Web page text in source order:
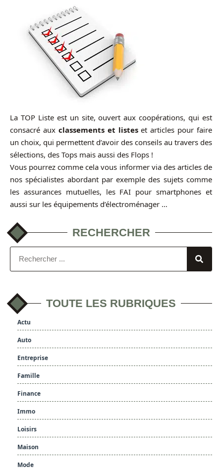
La TOP Liste est un site, ouvert aux coopérations, qui est
consacré aux classements et listeset articles pour faire
un choix, qui permettent d’avoir des conseils au travers des
sélections, des Tops mais aussi des Flops !
Vous pourrez comme cela vous informer via des articles de
nos spécialistes abordant par exemple des sujets comme
les assurances mutuelles, les FAI pour smartphones et
aussi sur les équipements d’électroménager …
RECHERCHER
TOUTE LES RUBRIQUES
Actu
Auto
Entreprise
Famille
Finance
Immo
Loisirs
Maison
Mode